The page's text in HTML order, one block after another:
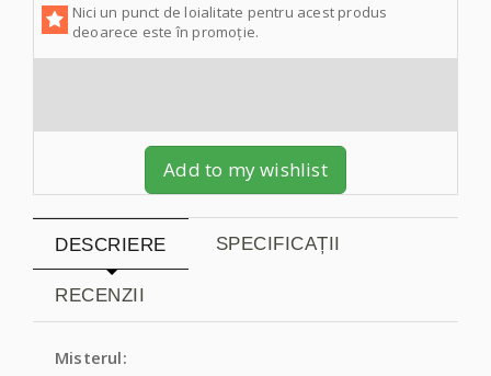
Nici un punct de loialitate pentru acest produs
deoarece este în promoție.
Add to my wishlist
DESCRIERE SPECIFICAȚII
RECENZII
Misterul: